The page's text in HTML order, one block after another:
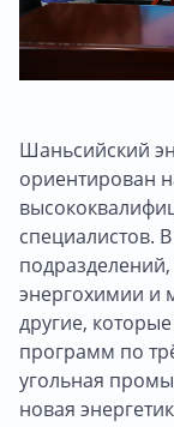
Шаньсийский
ориентирован
специалистов.
энергохимии и
другие,
программ по
угольная
новая